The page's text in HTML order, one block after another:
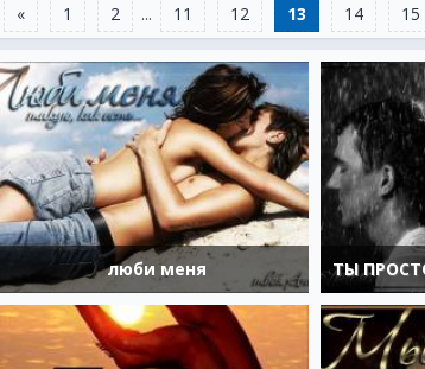
« 1 2 ... 11 12 13 14 15
люби меня ТЫ